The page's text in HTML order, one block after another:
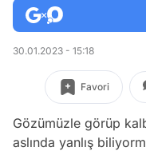
30.01.2023 - 15:18
Favori
Gözümüzle görüp
aslında yanlış